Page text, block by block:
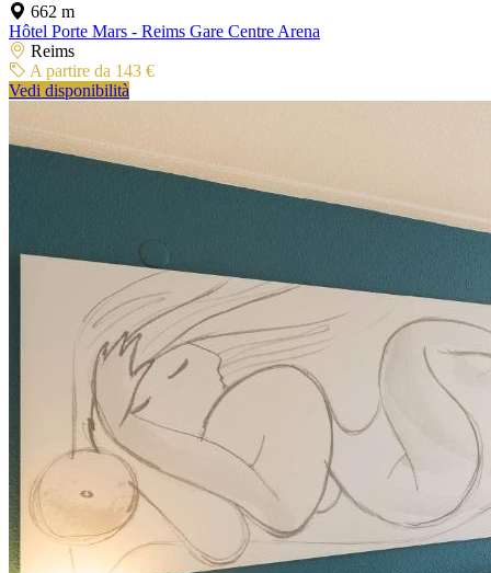
662 m
Hôtel Porte Mars - Reims Gare Centre Arena
Reims
A partire da 143 €
Vedi disponibilità